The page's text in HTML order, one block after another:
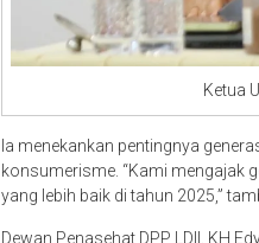
Ketua
Ia menekankan pentingnya
konsumerisme. “Kami mengajak
yang lebih baik di tahun 2025,”
Dewan Penasehat DPP LDII, KH